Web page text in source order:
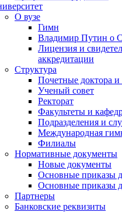
О вузе
Гимн
Владимир Путин о
Лицензия и
аккредитации
Структура
Почетные доктора и
Ученый совет
Ректорат
Факультеты и
Подразделения и
Международная
Филиалы
Нормативные документы
Новые документы
Основные приказы
Основные приказы
Партнеры
Банковские реквизиты